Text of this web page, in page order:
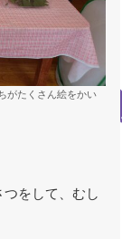
がたくさん絵をかい
をして、むし